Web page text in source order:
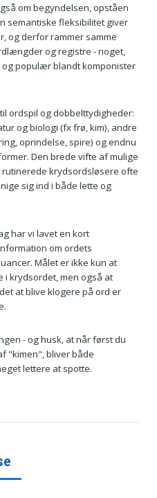
om begyndelsen, opståen
semantiske fleksibilitet giver
og derfor rammer samme
og registre - noget,
populær blandt komponister
ordspil og dobbelttydigheder:
og biologi (fx frø, kim), andre
oprindelse, spire) og endnu
Den brede vifte af mulige
krydsordsløsere ofte
sig ind i både lette og
har vi lavet en kort
om ordets
Målet er ikke kun at
i krydsordet, men også at
at blive klogere på ord er
- og husk, at når først du
"kimen", bliver både
lettere at spotte.